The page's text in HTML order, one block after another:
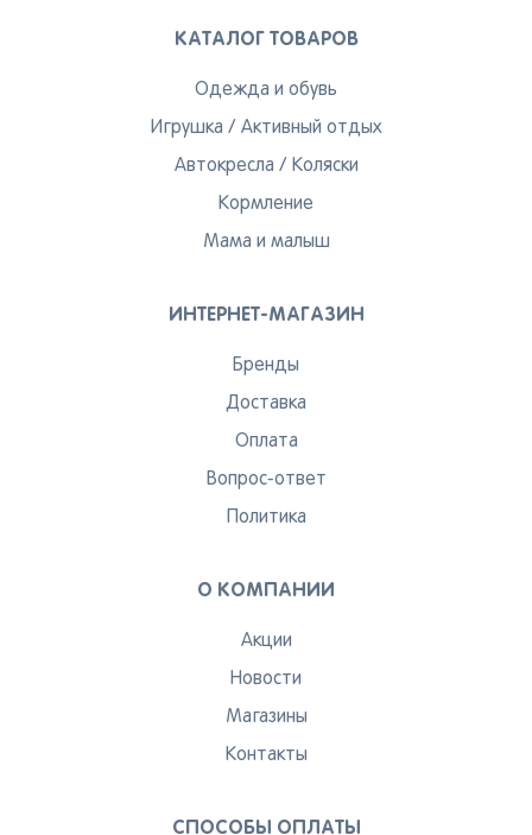
КАТАЛОГ ТОВАРОВ
Одежда и обувь
Игрушка / Активный отдых
Автокресла / Коляски
Кормление
Мама и малыш
ИНТЕРНЕТ-МАГАЗИН
Бренды
Доставка
Оплата
Вопрос-ответ
Политика
О КОМПАНИИ
Акции
Новости
Магазины
Контакты
СПОСОБЫ ОПЛАТЫ